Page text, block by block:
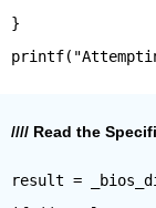
}
//// Read the
result =